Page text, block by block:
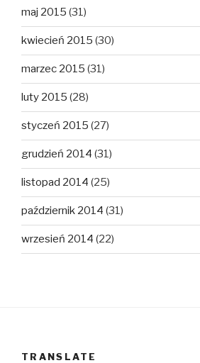
maj 2015 (31)
kwiecień 2015 (30)
marzec 2015 (31)
luty 2015 (28)
styczeń 2015 (27)
grudzień 2014 (31)
listopad 2014 (25)
październik 2014 (31)
wrzesień 2014 (22)
TRANSLATE